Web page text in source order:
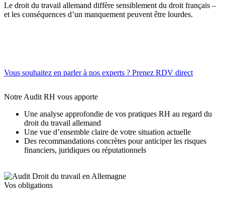
Le droit du travail allemand diffère sensiblement du droit français –
et les conséquences d’un manquement peuvent être lourdes.
Vous souhaitez en parler à nos experts ? Prenez RDV direct
Notre Audit RH vous apporte
Une analyse approfondie de vos pratiques RH au regard du
droit du travail allemand
Une vue d’ensemble claire de votre situation actuelle
Des recommandations concrètes pour anticiper les risques
financiers, juridiques ou réputationnels
Vos obligations